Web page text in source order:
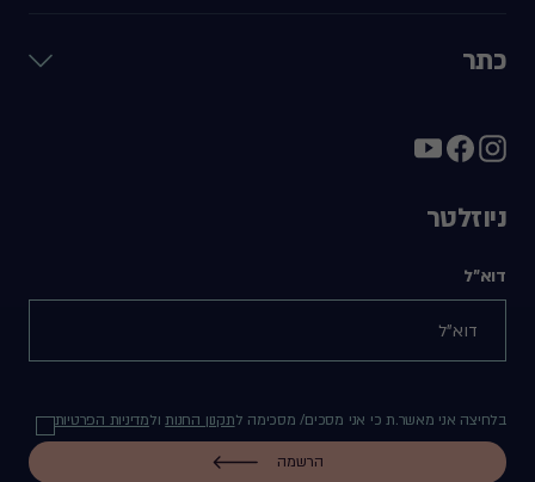
כתר
ניוזלטר
דוא"ל
בלחיצה אני מאשר.ת כי אני מסכים/ מסכימה לתקנון החנותולמדיניות הפרטיות
הרשמה